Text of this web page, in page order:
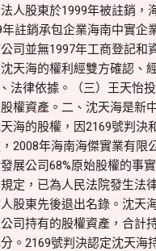
人股東於1999年被註銷
註銷承包企業海南中實
司並無1997年工商登記
天海的權利經雙方確認、
法律依據。（三）王天怡
權資產。二、沈天海是新
海的股權，因2169號判
2008年海南海傑實業有
展公司68%原始股權的事
定，已為人民法院發生法
股東先後退出名錄。沈天
司持有的股權資產，合計
。2169號判決認定沈天